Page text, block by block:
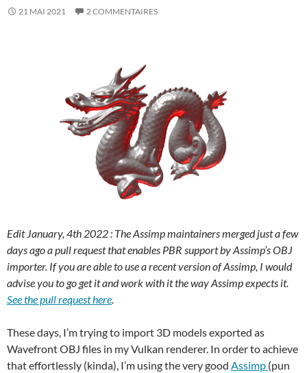
21 MAI 2021 2 COMMENTAIRES
Edit January, 4th 2022 : The Assimp maintainers merged just a few
days ago a pull request that enables PBR support by Assimp’s OBJ
importer. If you are able to use a recent version of Assimp, I would
advise you to go get it and work with it the way Assimp expects it.
See the pull request here.
These days, I’m trying to import 3D models exported as
Wavefront OBJ files in my Vulkan renderer. In order to achieve
that effortlessly (kinda), I’m using the very good Assimp (pun